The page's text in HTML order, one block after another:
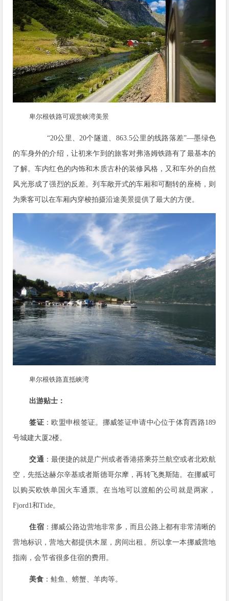
卑尔根铁路可观赏峡湾美景
“20公里、20个隧道、863.5公里的线路落差”—墨绿色
的车身外的介绍，让初来乍到的旅客对弗洛姆铁路有了最基本的
了解。车内红色的内饰和木质古朴的装修风格，又和车外的自然
风光形成了强烈的反差。列车敞开式的车厢和可翻转的座椅，则
为乘客可以在车厢内穿梭拍摄沿途美景提供了最大的方便。
卑尔根铁路直抵峡湾
出游贴士：
签证 ：欧盟申根签证。挪威签证申请中心位于体育西路189
号城建大厦2楼。
交通：最便捷的就是广州或者香港搭乘芬兰航空或者北欧航
空，先抵达赫尔辛基或者斯德哥尔摩，再转飞奥斯陆。在挪威可
以购买欧铁单国火车通票。在当地可以渡船的公司就是两家，
Fjord1和Tide。
住宿：挪威公路边营地非常多，而且公路上都有非常清晰的
营地标识，营地大都提供木屋，房间出租。所以拿一本挪威营地
指南，会节省很多住宿的费用。
美食 ：鲑鱼、螃蟹、羊肉等。